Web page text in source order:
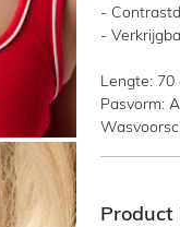
-
-
Lengte:
Pasvorm:
Product